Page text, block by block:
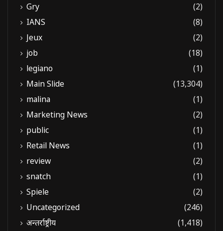
Gry
(2)
IANS
(8)
Jeux
(2)
job
(18)
legiano
(1)
Main Slide
(13,304)
malina
(1)
Marketing News
(2)
public
(1)
Retail News
(1)
review
(2)
snatch
(1)
Spiele
(2)
Uncategorized
(246)
अन्तर्राष्ट्रीय
(1,418)